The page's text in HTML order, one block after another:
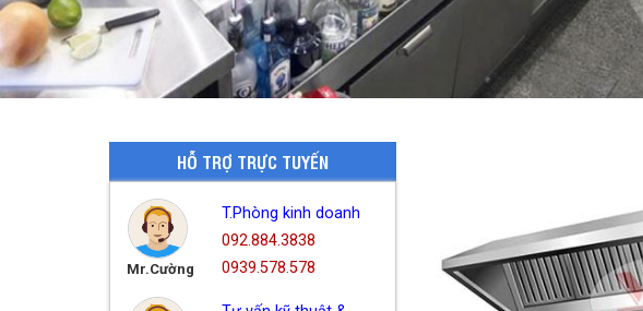
HỖ TRỢ TRỰC TUYẾN
Mr.Cường
T.Phòng kinh doanh
092.884.3838
0939.578.578